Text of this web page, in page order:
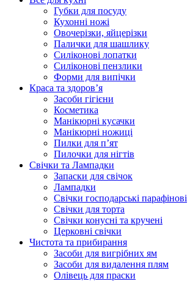
Губки для посуду
Кухонні ножі
Овочерізки, яйцерізки
Палички для шашлику
Силіконові лопатки
Силіконові пензлики
Форми для випічки
Краса та здоров’я
Засоби гігієни
Косметика
Манікюрні кусачки
Манікюрні ножиці
Пилки для п’ят
Пилочки для нігтів
Свічки та Лампадки
Запаски для свічок
Лампадки
Свічки господарські парафінові
Свічки для торта
Свічки конусні та кручені
Церковні свічки
Чистота та прибирання
Засоби для вигрібних ям
Засоби для видалення плям
Олівець для праски